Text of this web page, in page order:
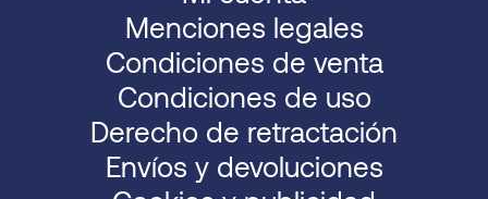
Menciones legales
Condiciones de venta
Condiciones de uso
Derecho de retractación
Envíos y devoluciones